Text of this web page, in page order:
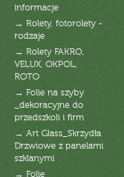
informacje
→ Rolety, fotorolety -
rodzaje
→ Rolety FAKRO,
VELUX, OKPOL,
ROTO
→ Folie na szyby
_dekoracyjne do
przedszkoli i firm
→ Art Glass_Skrzydła
Drzwiowe z panelami
szklanymi
→ Folie